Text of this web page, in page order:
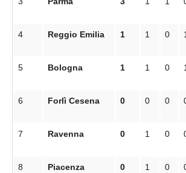
4 Reggio Emilia 1 1 0
5 Bologna 1 1 0
6 Forlì Cesena 0 0 0
7 Ravenna 0 1 0
8 Piacenza 0 1 0